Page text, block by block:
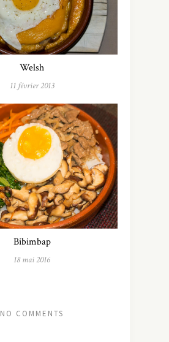
Welsh
11 février 2013
Bibimbap
18 mai 2016
NO COMMENTS